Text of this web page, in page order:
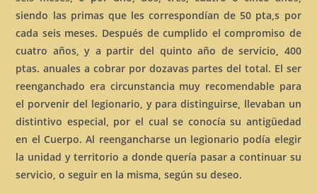
siendo las primas que les correspondían de 50 pta,s por
cada seis meses. Después de cumplido el compromiso de
cuatro años, y a partir del quinto año de servicio, 400
ptas. anuales a cobrar por dozavas partes del total. El ser
reenganchado era circunstancia muy recomendable para
el porvenir del legionario, y para distinguirse, llevaban un
distintivo especial, por el cual se conocía su antigüedad
en el Cuerpo. Al reengancharse un legionario podía elegir
la unidad y territorio a donde quería pasar a continuar su
servicio, o seguir en la misma, según su deseo.